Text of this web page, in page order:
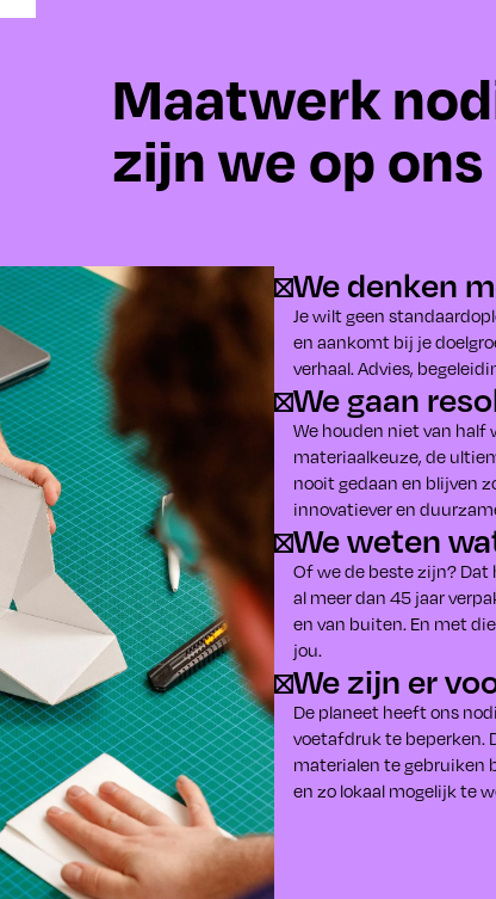
Maatwerk
zijn we op
We denken
Je wilt geen
en aankomt bij je
verhaal. Advies,
We gaan
We houden niet van half
materiaalkeuze, de
nooit gedaan en blijven
innovatiever en
We weten
Of we de beste zijn? Dat
al meer dan 45 jaar
en van buiten. En met
jou.
We zijn er
De planeet heeft ons
voetafdruk te beperken.
materialen te gebruiken
en zo lokaal mogelijk te